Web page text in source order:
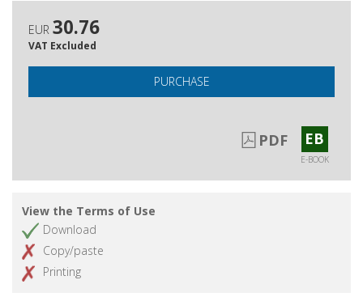
EUR 30.76
VAT Excluded
PURCHASE
PDF EB
E-BOOK
View the Terms of Use
Download
Copy/paste
Printing